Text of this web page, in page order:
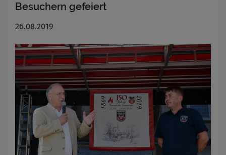
Besuchern gefeiert
26.08.2019